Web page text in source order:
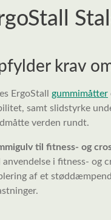
krav
ErgoStall gummimåtter
samt slidstyrke
verden rundt.
til fitness- og
anvendelse i fitness- og
af et